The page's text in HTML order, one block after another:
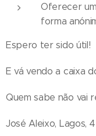
Oferecer
forma
Espero ter sido útil!
E vá vendo a caixa
Quem sabe não vai
José Aleixo, Lagos,